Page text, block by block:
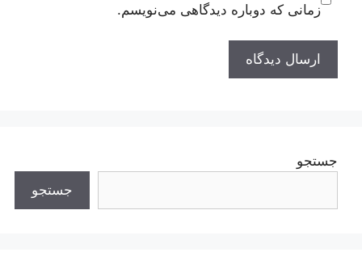
زمانی که دوباره دیدگاهی می‌نویسم.
جستجو
جستجو